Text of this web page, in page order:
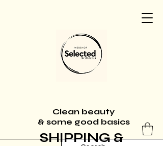
Clean beauty
& some good basics
SHIPPING &